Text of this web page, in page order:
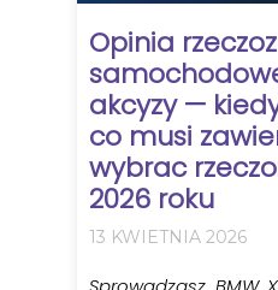
Opinia
akcyzy —
co musi
wybrac
2026 roku
13 KWIETNIA 2026